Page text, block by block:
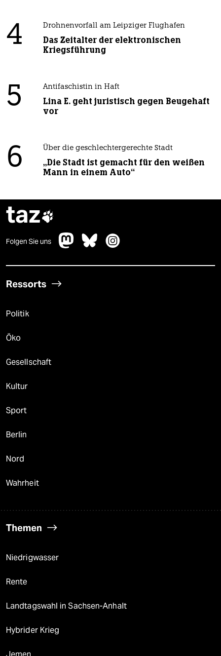
4 Drohnenvorfall am Leipziger Flughafen
Das Zeitalter der elektronischen
Kriegsführung
5 Antifaschistin in Haft
Lina E. geht juristisch gegen Beugehaft
vor
6 Über die geschlechtergerechte Stadt
„Die Stadt ist gemacht für den weißen
Mann in einem Auto“
taz
Folgen Sie uns
Ressorts
Politik
Öko
Gesellschaft
Kultur
Sport
Berlin
Nord
Wahrheit
Themen
Niedrigwasser
Rente
Landtagswahl in Sachsen-Anhalt
Hybrider Krieg